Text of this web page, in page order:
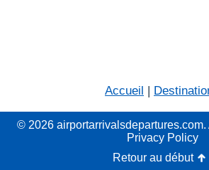
Accueil |
© 2026 airportarrivalsdepartures.com.
Privacy Policy
Retour au début